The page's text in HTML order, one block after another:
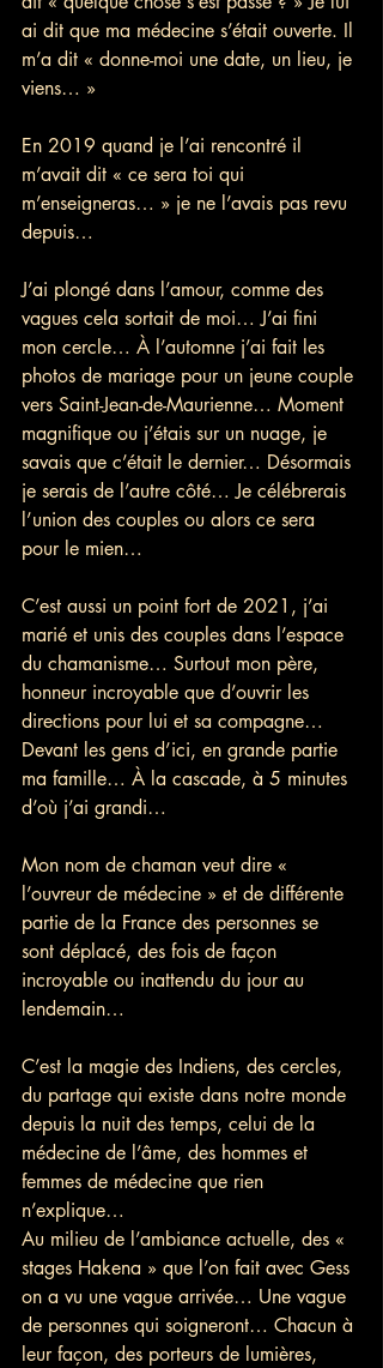
ai dit que ma médecine s’était ouverte. Il
m’a dit « donne-moi une date, un lieu, je
viens… »
En 2019 quand je l’ai rencontré il
m’avait dit « ce sera toi qui
m’enseigneras… » je ne l’avais pas revu
depuis…
J’ai plongé dans l’amour, comme des
vagues cela sortait de moi… J’ai fini
mon cercle… À l’automne j’ai fait les
photos de mariage pour un jeune couple
vers Saint-Jean-de-Maurienne… Moment
magnifique ou j’étais sur un nuage, je
savais que c’était le dernier… Désormais
je serais de l’autre côté… Je célébrerais
l’union des couples ou alors ce sera
pour le mien…
C’est aussi un point fort de 2021, j’ai
marié et unis des couples dans l’espace
du chamanisme… Surtout mon père,
honneur incroyable que d’ouvrir les
directions pour lui et sa compagne…
Devant les gens d’ici, en grande partie
ma famille… À la cascade, à 5 minutes
d’où j’ai grandi…
Mon nom de chaman veut dire «
l’ouvreur de médecine » et de différente
partie de la France des personnes se
sont déplacé, des fois de façon
incroyable ou inattendu du jour au
lendemain…
C’est la magie des Indiens, des cercles,
du partage qui existe dans notre monde
depuis la nuit des temps, celui de la
médecine de l’âme, des hommes et
femmes de médecine que rien
n’explique…
Au milieu de l’ambiance actuelle, des «
stages Hakena » que l’on fait avec Gess
on a vu une vague arrivée… Une vague
de personnes qui soigneront… Chacun à
leur façon, des porteurs de lumières,